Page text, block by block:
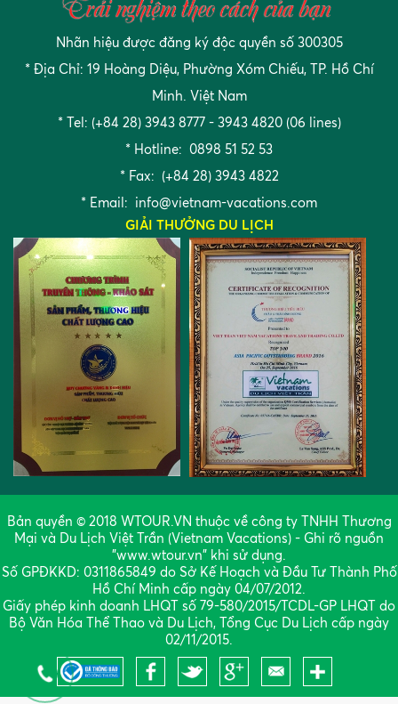
Nhãn hiệu được đăng ký độc quyền số 300305
* Địa Chỉ: 19 Hoàng Diệu, Phường Xóm Chiếu, TP. Hồ Chí
Minh. Việt Nam
* Tel: (+84 28) 3943 8777 - 3943 4820 (06 lines)
* Hotline: 0898 51 52 53
* Fax: (+84 28) 3943 4822
* Email: info@vietnam-vacations.com
GIẢI THƯỞNG DU LỊCH
Bản quyền © 2018 WTOUR.VN thuộc về công ty TNHH Thương
Mại và Du Lịch Việt Trần (Vietnam Vacations) - Ghi rõ nguồn
"www.wtour.vn" khi sử dụng.
Số GPĐKKD: 0311865849 do Sở Kế Hoạch và Đầu Tư Thành Phố
Hồ Chí Minh cấp ngày 04/07/2012.
Giấy phép kinh doanh LHQT số 79-580/2015/TCDL-GP LHQT do
Bộ Văn Hóa Thể Thao và Du Lịch, Tổng Cục Du Lịch cấp ngày
02/11/2015.